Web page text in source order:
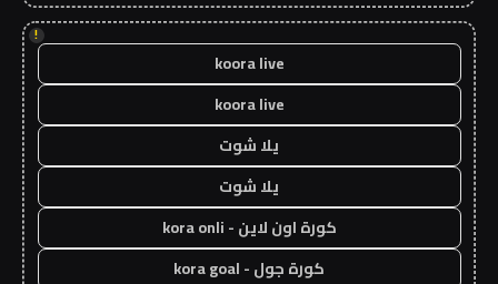
!
koora live
koora live
يلا شوت
يلا شوت
كورة اون لاين - kora onli
كورة جول - kora goal